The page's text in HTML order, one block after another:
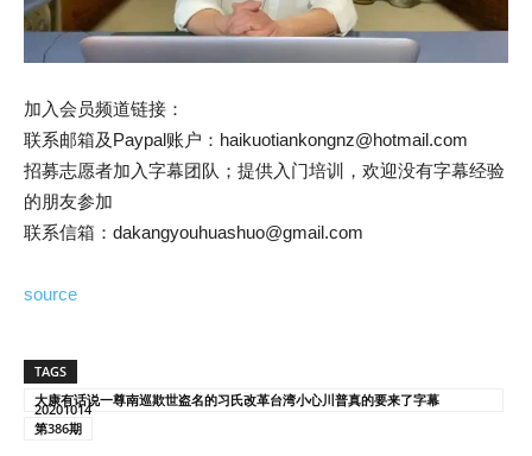
加入会员频道链接：
联系邮箱及Paypal账户：haikuotiankongnz@hotmail.com
招募志愿者加入字幕团队；提供入门培训，欢迎没有字幕经验
的朋友参加
联系信箱：dakangyouhuashuo@gmail.com
source
TAGS
大康有话说一尊南巡欺世盗名的习氏改革台湾小心川普真的要来了字幕
20201014
第386期